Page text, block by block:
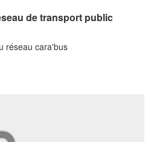
de transport public
réseau cara'bus